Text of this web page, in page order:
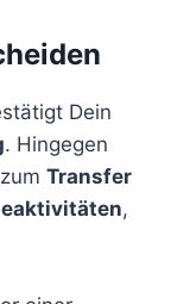
Dein
. Hingegen
zum Transfer
,